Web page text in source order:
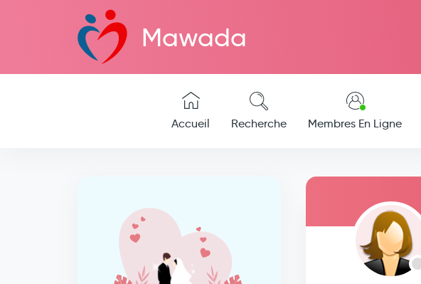
Mawada
Accueil Recherche Membres En Ligne